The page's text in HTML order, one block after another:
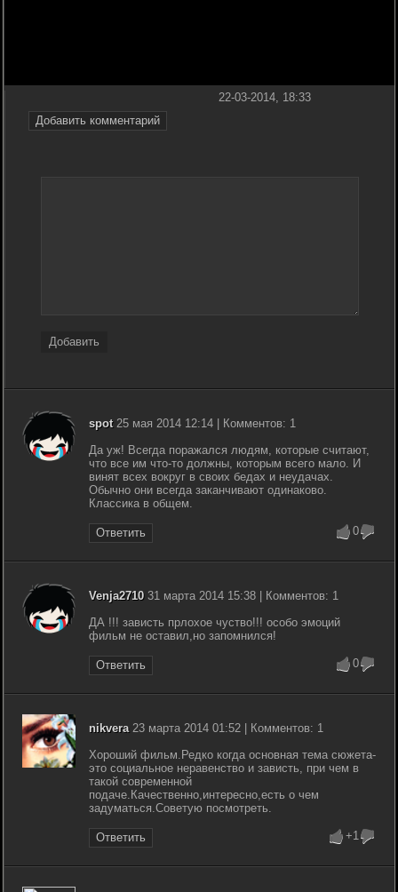
Добавить комментарий
22-03-2014, 18:33
Добавить
spot25 мая 2014 12:14 | Комментов: 1
Да уж! Всегда поражался людям, которые считают,
что все им что-то должны, которым всего мало. И
винят всех вокруг в своих бедах и неудачах.
Обычно они всегда заканчивают одинаково.
Классика в общем.
Ответить 0
Venja271031 марта 2014 15:38 | Комментов: 1
ДА !!! зависть прлохое чуство!!! особо эмоций
фильм не оставил,но запомнился!
Ответить 0
nikvera23 марта 2014 01:52 | Комментов: 1
Хороший фильм.Редко когда основная тема сюжета-
это социальное неравенство и зависть, при чем в
такой современной
подаче.Качественно,интересно,есть о чем
задуматься.Советую посмотреть.
Ответить +1